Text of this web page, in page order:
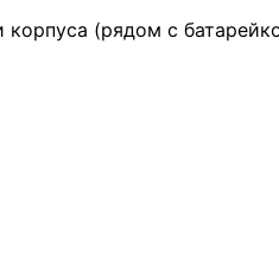
(рядом с